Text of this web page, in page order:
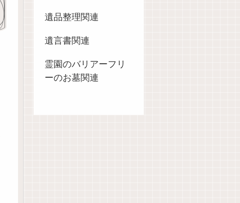
遺品整理関連
遺言書関連
霊園のバリアーフリ
ーのお墓関連